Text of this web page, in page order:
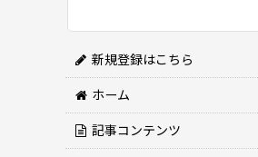
新規登録はこちら
ホーム
記事コンテンツ